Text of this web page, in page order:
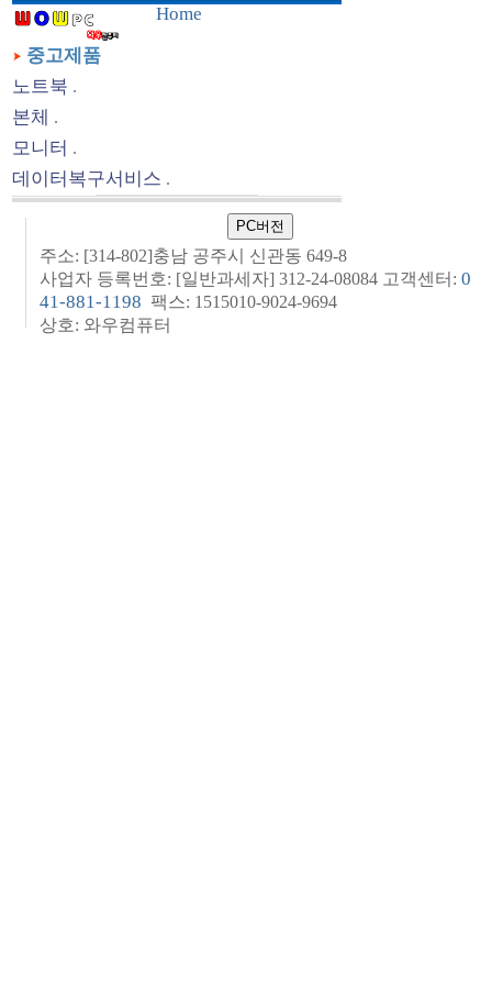
Home
중고제품
노트북 .
본체 .
모니터 .
데이터복구서비스 .
주소: [314-802]충남 공주시 신관동 649-8
사업자 등록번호: [일반과세자] 312-24-08084 고객센터: 0
41-881-1198 팩스: 1515010-9024-9694
상호: 와우컴퓨터